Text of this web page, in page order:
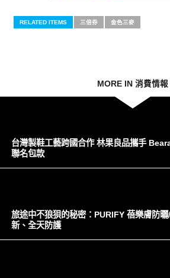
RELATED ITEMS 三倍券 金色三麥
MORE IN 消費情報
台灣製鞋工藝跨國合作 林果良品攜手
聯名包款
旅途中不狼狽的秘密：PURIFY 蓓樂膚防
新、全天防護